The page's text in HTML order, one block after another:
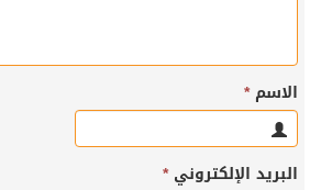
الاسم*
البريد الإلكتروني*